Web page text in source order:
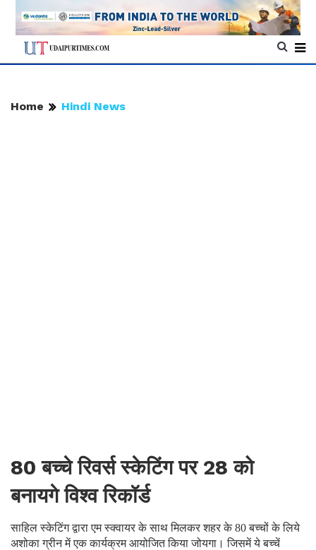
Home Hindi News
80 बच्चे रिवर्स स्केटिंग पर 28 को
बनायगे विश्व रिकॉर्ड
साहिल स्केटिंग द्वारा एम स्क्वायर के साथ मिलकर शहर के 80 बच्चों के लिये
अशोका ग्रीन में एक कार्यक्रम आयोजित किया जोयगा। जिसमें ये बच्चें